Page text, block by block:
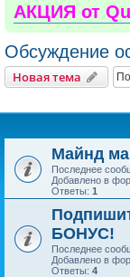
АКЦИЯ от
Обсуждение
Новая тема
Майнд
Последнее
Добавлено в
Ответы: 1
БОНУС!
Последнее
Добавлено в
Ответы: 4